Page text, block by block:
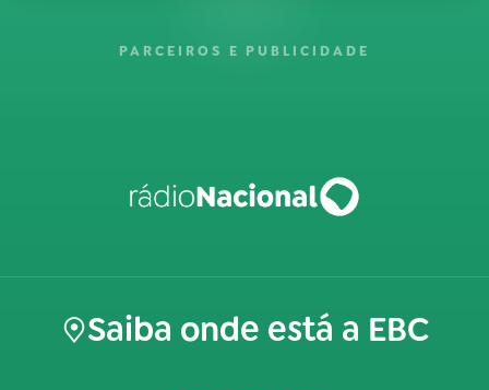
PARCEIROS E PUBLICIDADE
Saiba onde está a EBC